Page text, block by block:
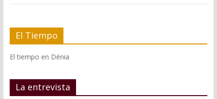
El Tiempo
El tiempo en Dénia
La entrevista